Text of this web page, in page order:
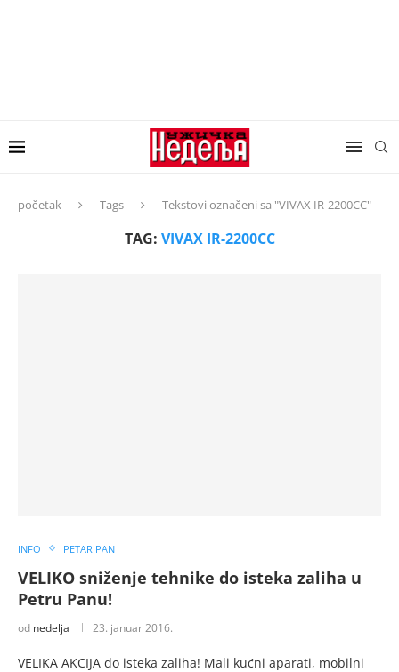
početak Tags Tekstovi označeni sa "VIVAX IR-2200CC"
TAG: VIVAX IR-2200CC
INFO PETAR PAN
VELIKO sniženje tehnike do isteka zaliha u
Petru Panu!
od nedelja 23. januar 2016.
VELIKA AKCIJA do isteka zaliha! Mali kućni aparati, mobilni